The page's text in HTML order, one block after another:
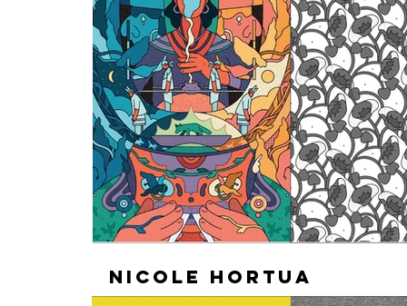
NICOLE HORTUA